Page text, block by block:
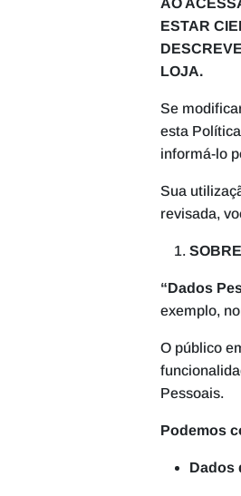
AO
ESTAR
LOJA.
Se
esta
informá-lo
Sua
revisada,
“Dados
exemplo,
O público
Pessoais.
Podemos
Dados